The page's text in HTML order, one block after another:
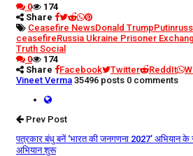
0
174
Share
Ceasefire NewsDonald TrumpPutin
ceasefireRussia Ukraine Prisoner
Truth Social
0
174
Share
Facebook Twitter ReddIt
Vineet Verma 35496 posts 0 comments
Prev Post
पत्रकार बंधु बनें ‘भारत की जनगणना 2027’ अभियान के
अभियान शुरू